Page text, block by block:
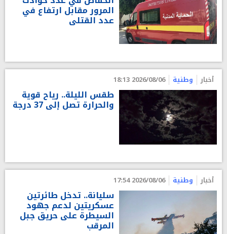
المرور مقابل ارتفاع في
عدد القتلى
أخبار وطنية 2026/08/06 18:13
طقس الليلة.. رياح قوية
والحرارة تصل إلى 37 درجة
أخبار وطنية 2026/08/06 17:54
سليانة.. تدخل طائرتين
عسكريتين لدعم جهود
السيطرة على حريق جبل
المرقب